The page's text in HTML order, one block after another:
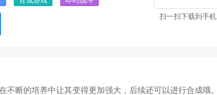
扫一扫下载到手机
断的培养中让其变得更加强大，后续还可以进行合成哦。